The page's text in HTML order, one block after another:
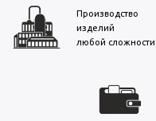
Производство
изделий
любой сложности